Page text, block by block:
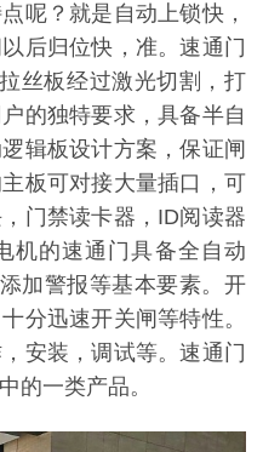
呢？就是自动上锁快，
后归位快，准。速通门
丝板经过激光切割，打
的独特要求，具备半自
辑板设计方案，保证闸
板可对接大量插口，可
门禁读卡器，ID阅读器
机的速通门具备全自动
加警报等基本要素。开
分迅速开关闸等特性。
安装，调试等。速通门
的一类产品。